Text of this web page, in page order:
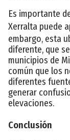
Es importante
Xerralta puede
embargo, esta
diferente, que
municipios de
común que los
diferentes
generar
elevaciones.
Conclusión